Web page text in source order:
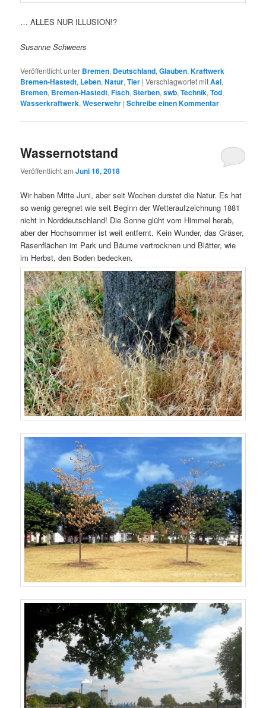
… ALLES NUR ILLUSION!?
Susanne Schweers
Veröffentlicht unter Bremen, Deutschland,Glauben,Kraftwerk
Bremen-Hastedt, Leben,Natur,Tier |Verschlagwortet mitAal,
Bremen, Bremen-Hastedt,Fisch,Sterben,swb,Technik,Tod,
Wasserkraftwerk,Weserwehr |Schreibe einen Kommentar
Wassernotstand
Veröffentlicht amJuni 16, 2018
Wir haben Mitte Juni, aber seit Wochen durstet die Natur. Es hat
so wenig geregnet wie seit Beginn der Wetteraufzeichnung 1881
nicht in Norddeutschland! Die Sonne glüht vom Himmel herab,
aber der Hochsommer ist weit entfernt. Kein Wunder, das Gräser,
Rasenflächen im Park und Bäume vertrocknen und Blätter, wie
im Herbst, den Boden bedecken.